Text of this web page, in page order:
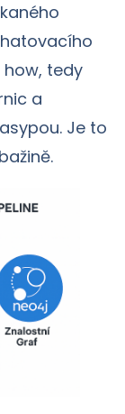
how, tedy
a
Je to